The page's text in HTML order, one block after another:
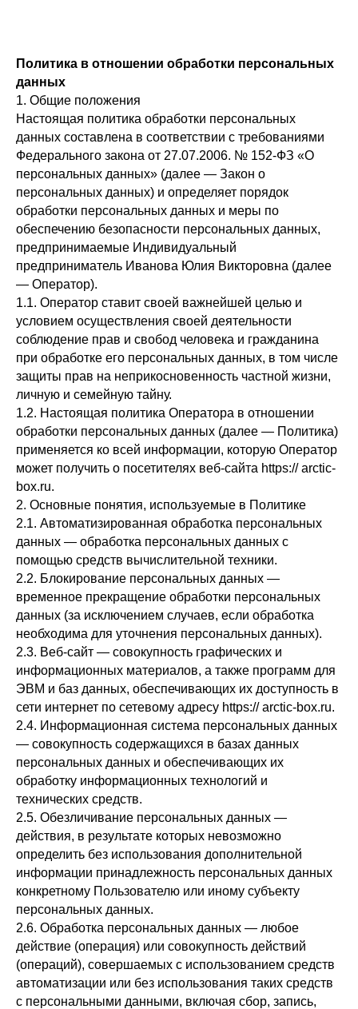
Политика в отношении обработки персональных
данных
1. Общие положения
Настоящая политика обработки персональных
данных составлена в соответствии с требованиями
Федерального закона от 27.07.2006. № 152-ФЗ «О
персональных данных» (далее — Закон о
персональных данных) и определяет порядок
обработки персональных данных и меры по
обеспечению безопасности персональных данных,
предпринимаемые Индивидуальный
предприниматель Иванова Юлия Викторовна (далее
— Оператор).
1.1. Оператор ставит своей важнейшей целью и
условием осуществления своей деятельности
соблюдение прав и свобод человека и гражданина
при обработке его персональных данных, в том числе
защиты прав на неприкосновенность частной жизни,
личную и семейную тайну.
1.2. Настоящая политика Оператора в отношении
обработки персональных данных (далее — Политика)
применяется ко всей информации, которую Оператор
может получить о посетителях веб-сайта https:// arctic-
box.ru.
2. Основные понятия, используемые в Политике
2.1. Автоматизированная обработка персональных
данных — обработка персональных данных с
помощью средств вычислительной техники.
2.2. Блокирование персональных данных —
временное прекращение обработки персональных
данных (за исключением случаев, если обработка
необходима для уточнения персональных данных).
2.3. Веб-сайт — совокупность графических и
информационных материалов, а также программ для
ЭВМ и баз данных, обеспечивающих их доступность в
сети интернет по сетевому адресу https:// arctic-box.ru.
2.4. Информационная система персональных данных
— совокупность содержащихся в базах данных
персональных данных и обеспечивающих их
обработку информационных технологий и
технических средств.
2.5. Обезличивание персональных данных —
действия, в результате которых невозможно
определить без использования дополнительной
информации принадлежность персональных данных
конкретному Пользователю или иному субъекту
персональных данных.
2.6. Обработка персональных данных — любое
действие (операция) или совокупность действий
(операций), совершаемых с использованием средств
автоматизации или без использования таких средств
с персональными данными, включая сбор, запись,